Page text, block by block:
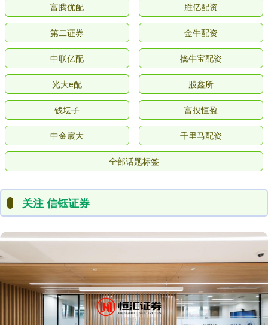
富腾优配 胜亿配资
第二证券 金牛配资
中联亿配 擒牛宝配资
光大e配 股鑫所
钱坛子 富投恒盈
中金宸大 千里马配资
全部话题标签
关注 信钰证券